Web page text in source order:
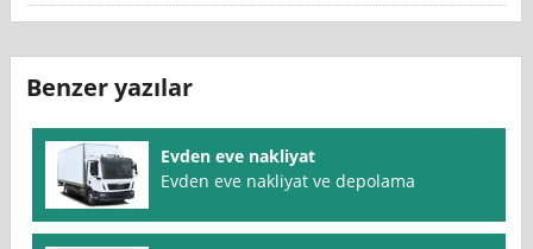
Benzer yazılar
Evden eve nakliyat
Evden eve nakliyat ve depolama